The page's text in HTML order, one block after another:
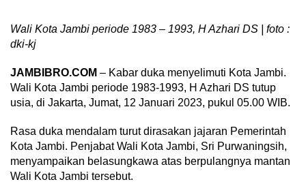
Wali Kota Jambi periode 1983 – 1993, H Azhari DS | foto :
dki-kj
JAMBIBRO.COM – Kabar duka menyelimuti Kota Jambi.
Wali Kota Jambi periode 1983-1993, H Azhari DS tutup
usia, di Jakarta, Jumat, 12 Januari 2023, pukul 05.00 WIB.
Rasa duka mendalam turut dirasakan jajaran Pemerintah
Kota Jambi. Penjabat Wali Kota Jambi, Sri Purwaningsih,
menyampaikan belasungkawa atas berpulangnya mantan
Wali Kota Jambi tersebut.